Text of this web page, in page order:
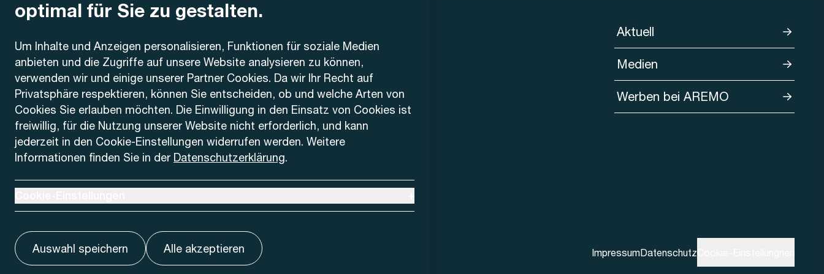
optimal für Sie zu gestalten.
Um Inhalte und Anzeigen personalisieren, Funktionen für soziale Medien
anbieten und die Zugriffe auf unsere Website analysieren zu können,
verwenden wir und einige unserer Partner Cookies. Da wir Ihr Recht auf
Privatsphäre respektieren, können Sie entscheiden, ob und welche Arten von
Cookies Sie erlauben möchten. Die Einwilligung in den Einsatz von Cookies ist
freiwillig, für die Nutzung unserer Website nicht erforderlich, und kann
jederzeit in den Cookie-Einstellungen widerrufen werden. Weitere
Informationen finden Sie in der Datenschutzerklärung.
Auswahl speichern Alle akzeptieren
AREMO
Busbetrieb Solothurn Grenchen und Umgebung AG
Dornacherstrasse 48
4500 Solothurn
Telefon
+41 32 622 37 22
Kontaktformular
Aktuell
Medien
Werben bei AREMO
ImpressumDatenschutz